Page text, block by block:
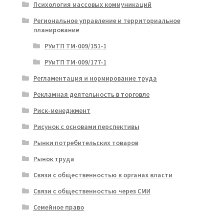
Психология массовых коммуникаций
Региональное управление и территориальное
планирование
РУиТП ТМ-009/151-1
РУиТП ТМ-009/177-1
Регламентация и нормирование труда
Рекламная деятельность в торговле
Риск-менеджмент
Рисунок с основами перспективы
Рынки потребительских товаров
Рынок труда
Связи с общественностью в органах власти
Связи с общественностью через СМИ
Семейное право